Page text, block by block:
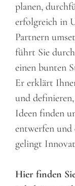
planen,
erfolgreich in
Partnern
führt Sie
einen bunten
Er erklärt
und
Ideen finden
entwerfen und
gelingt
Hier finden